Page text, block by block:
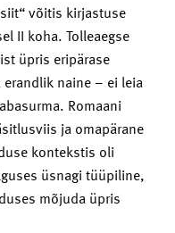
võitis kirjastuse
II koha. Tolleaegse
üpris eripärase
naine – ei leia
Romaani
ja omapärane
kontekstis oli
üsnagi tüüpiline,
mõjuda üpris